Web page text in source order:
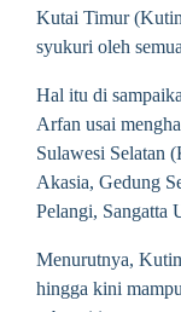
Kutai Timur
syukuri oleh
Hal itu di
Arfan usai
Sulawesi Selatan
Akasia, Gedung
Pelangi, Sangatta
Menurutnya,
hingga kini